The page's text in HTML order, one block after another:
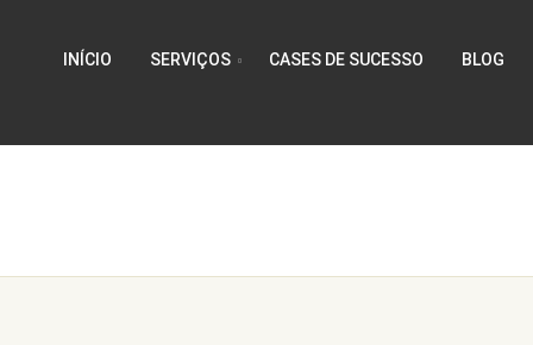
INÍCIO SERVIÇOS CASES DE SUCESSO BLOG